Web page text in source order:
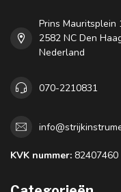
Prins Mauritsplein
2582 NC Den
Nederland
070-2210831
KVK nummer: 82407460